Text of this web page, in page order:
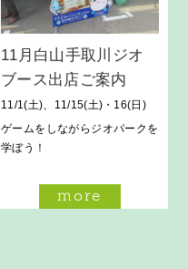
11月白山手取川ジオ
ブース出店ご案内
11/1(土)、11/15(土)・16(日)
ゲームをしながらジオパークを
学ぼう！
more